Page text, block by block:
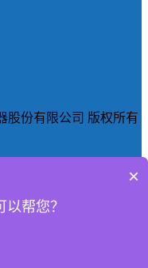
股份有限公司 版权所有
×
帮您？